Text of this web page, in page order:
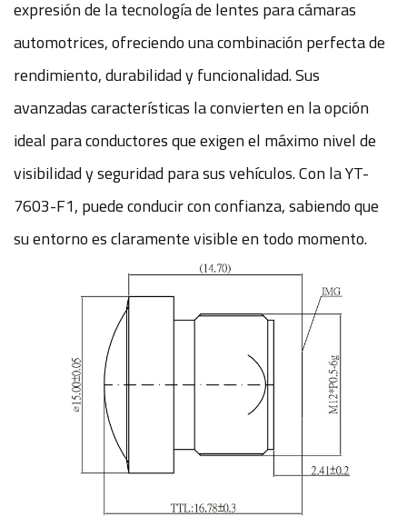
expresión de la tecnología de lentes para cámaras
automotrices, ofreciendo una combinación perfecta de
rendimiento, durabilidad y funcionalidad. Sus
avanzadas características la convierten en la opción
ideal para conductores que exigen el máximo nivel de
visibilidad y seguridad para sus vehículos. Con la YT-
7603-F1, puede conducir con confianza, sabiendo que
su entorno es claramente visible en todo momento.